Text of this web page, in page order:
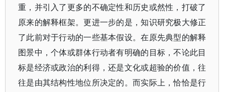
重，并引入了更多的不确定性和历史或然性，打破了
原来的解释框架。更进一步的是，知识研究极大修正
了此前对于行动的一些基本假设。在原先典型的解释
图景中，个体或群体行动者有明确的目标，不论此目
标是经济或政治的利得，还是文化或超验的价值，往
往是由其结构性地位所决定的。而实际上，恰恰是行